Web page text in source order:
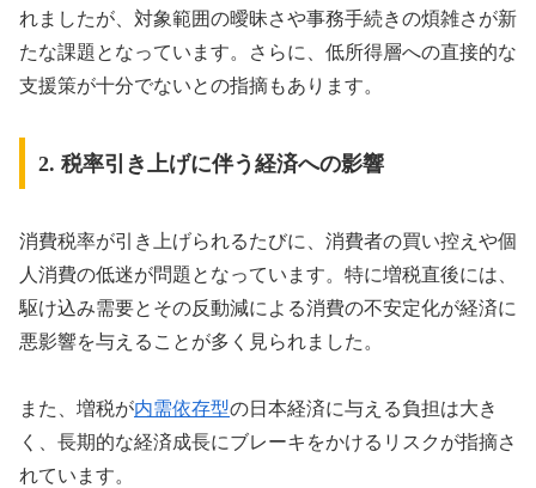
れましたが、対象範囲の曖昧さや事務手続きの煩雑さが新
たな課題となっています。さらに、低所得層への直接的な
支援策が十分でないとの指摘もあります。
2. 税率引き上げに伴う経済への影響
消費税率が引き上げられるたびに、消費者の買い控えや個
人消費の低迷が問題となっています。特に増税直後には、
駆け込み需要とその反動減による消費の不安定化が経済に
悪影響を与えることが多く見られました。
また、増税が内需依存型の日本経済に与える負担は大き
く、長期的な経済成長にブレーキをかけるリスクが指摘さ
れています。